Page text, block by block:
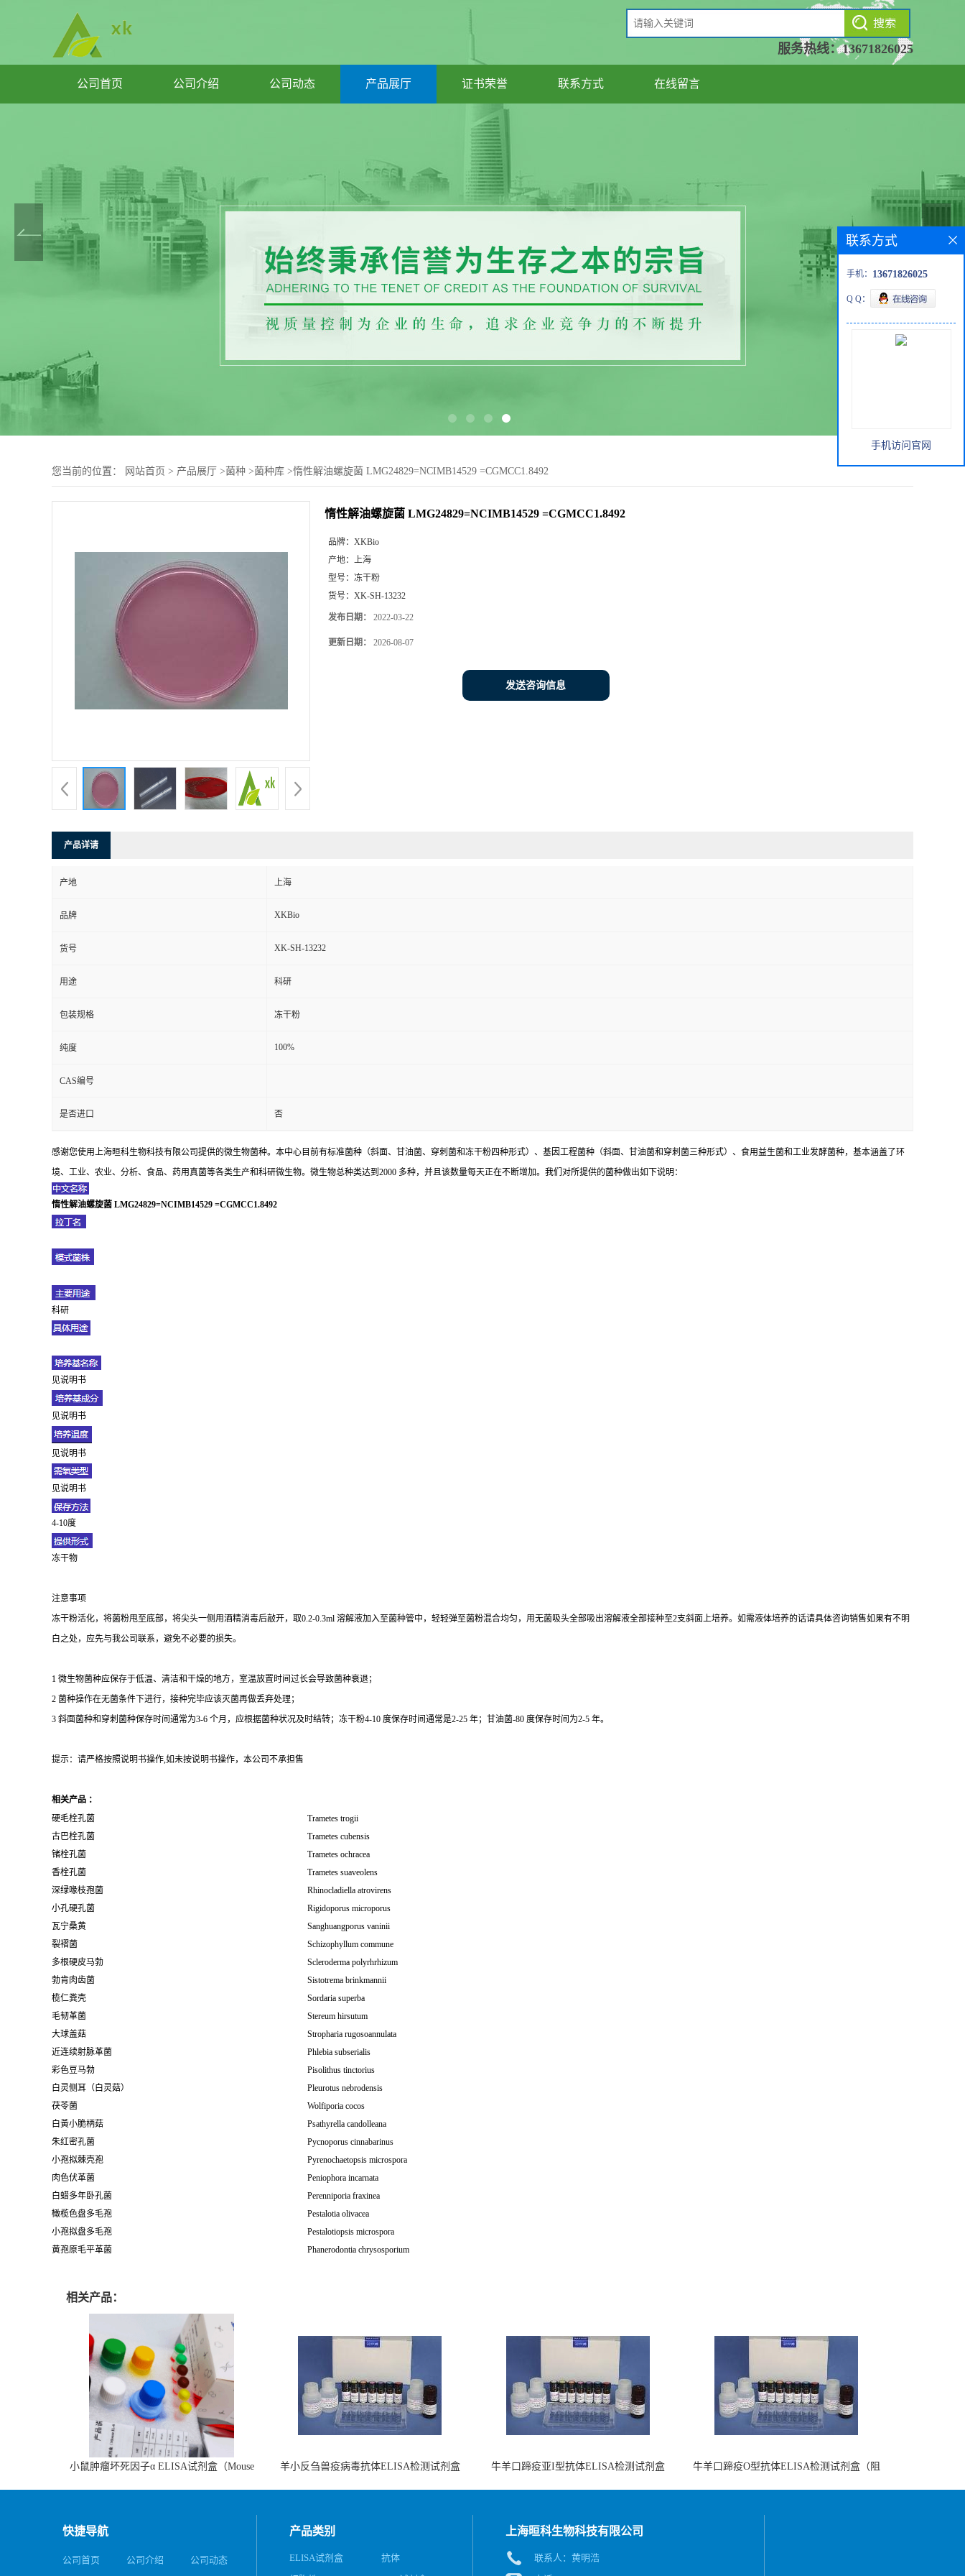
服务热线：13671826025
公司首页 公司介绍 公司动态 产品展厅 证书荣誉 联系方式 在线留言
您当前的位置： 网站首页 > 产品展厅 >菌种 >菌种库 >惰性解油螺旋菌 LMG24829=NCIMB14529 =CGMCC1.8492
惰性解油螺旋菌 LMG24829=NCIMB14529 =CGMCC1.8492
品牌： XKBio
产地： 上海
型号： 冻干粉
货号： XK-SH-13232
发布日期： 2022-03-22
更新日期： 2026-08-07
发送咨询信息
产品详请
产地 上海
品牌 XKBio
货号 XK-SH-13232
用途 科研
包装规格 冻干粉
纯度 100%
CAS编号
是否进口 否
感谢您使用上海晅科生物科技有限公司提供的微生物菌种。本中心目前有标准菌种（斜面、甘油菌、穿刺菌和冻干粉四种形式）、基因工程菌种（斜面、甘油菌和穿刺菌三种形式）、食用益生菌和工业发酵菌种，基本涵盖了环
境、工业、农业、分析、食品、药用真菌等各类生产和科研微生物。微生物总种类达到2000 多种，并且该数量每天正在不断增加。我们对所提供的菌种做出如下说明：
惰性解油螺旋菌 LMG24829=NCIMB14529 =CGMCC1.8492
科研
见说明书
见说明书
见说明书
见说明书
4-10度
冻干物
注意事项
冻干粉活化，将菌粉甩至底部，将尖头一侧用酒精消毒后敲开，取0.2-0.3ml 溶解液加入至菌种管中，轻轻弹至菌粉混合均匀，用无菌吸头全部吸出溶解液全部接种至2支斜面上培养。如需液体培养的话请具体咨询销售如果有不明
白之处，应先与我公司联系，避免不必要的损失。
1 微生物菌种应保存于低温、清洁和干燥的地方，室温放置时间过长会导致菌种衰退；
2 菌种操作在无菌条件下进行，接种完毕应该灭菌再做丢弃处理；
3 斜面菌种和穿刺菌种保存时间通常为3-6 个月，应根据菌种状况及时结转；冻干粉4-10 度保存时间通常是2-25 年；甘油菌-80 度保存时间为2-5 年。
提示：请严格按照说明书操作,如未按说明书操作，本公司不承担售
相关产品 ：
硬毛栓孔菌
Trametes trogii
古巴栓孔菌
Trametes cubensis
锗栓孔菌
Trametes ochracea
香栓孔菌
Trametes suaveolens
深绿喙枝孢菌
Rhinocladiella atrovirens
小孔硬孔菌
Rigidoporus microporus
瓦宁桑黄
Sanghuangporus vaninii
裂褶菌
Schizophyllum commune
多根硬皮马勃
Scleroderma polyrhrhizum
勃肯肉齿菌
Sistotrema brinkmannii
榄仁粪壳
Sordaria superba
毛韧革菌
Stereum hirsutum
大球盖菇
Stropharia rugosoannulata
近连续射脉革菌
Phlebia subserialis
彩色豆马勃
Pisolithus tinctorius
白灵侧耳（白灵菇）
Pleurotus nebrodensis
茯苓菌
Wolfiporia cocos
白黃小脆柄菇
Psathyrella candolleana
朱红密孔菌
Pycnoporus cinnabarinus
小孢拟棘壳孢
Pyrenochaetopsis microspora
肉色伏革菌
Peniophora incarnata
白蜡多年卧孔菌
Perenniporia fraxinea
橄榄色盘多毛孢
Pestalotia olivacea
小孢拟盘多毛孢
Pestalotiopsis microspora
黄孢原毛平革菌
Phanerodontia chrysosporium
相关产品：
小鼠肿瘤坏死因子α ELISA试剂盒（Mouse
羊小反刍兽疫病毒抗体ELISA检测试剂盒
牛羊口蹄疫亚I型抗体ELISA检测试剂盒
牛羊口蹄疫O型抗体ELISA检测试剂盒（阻
联系方式
手机： 13671826025
Q Q：
手机访问官网
快捷导航
公司首页 公司介绍 公司动态
产品类别
ELISA试剂盒
抗体
上海晅科生物科技有限公司
联系人：黄明浩